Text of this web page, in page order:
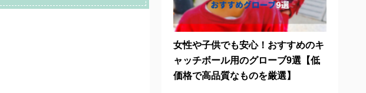
女性や子供でも安心！おすすめのキ
ャッチボール用のグローブ9選【低
価格で高品質なものを厳選】